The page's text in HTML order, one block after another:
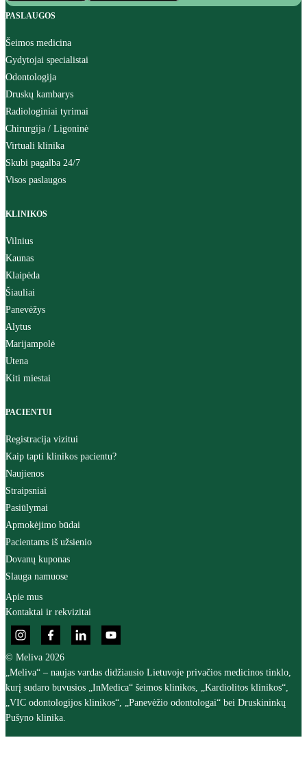
PASLAUGOS
Šeimos medicina
Gydytojai specialistai
Odontologija
Druskų kambarys
Radiologiniai tyrimai
Chirurgija / Ligoninė
Virtuali klinika
Skubi pagalba 24/7
Visos paslaugos
KLINIKOS
Vilnius
Kaunas
Klaipėda
Šiauliai
Panevėžys
Alytus
Marijampolė
Utena
Kiti miestai
PACIENTUI
Registracija vizitui
Kaip tapti klinikos pacientu?
Naujienos
Straipsniai
Pasiūlymai
Apmokėjimo būdai
Pacientams iš užsienio
Dovanų kuponas
Slauga namuose
Apie mus
Kontaktai ir rekvizitai
© Meliva 2026
„Meliva“ – naujas vardas didžiausio Lietuvoje privačios medicinos tinklo,
kurį sudaro buvusios „InMedica“ šeimos klinikos, „Kardiolitos klinikos“,
„VIC odontologijos klinikos“, „Panevėžio odontologai“ bei Druskininkų
Pušyno klinika.